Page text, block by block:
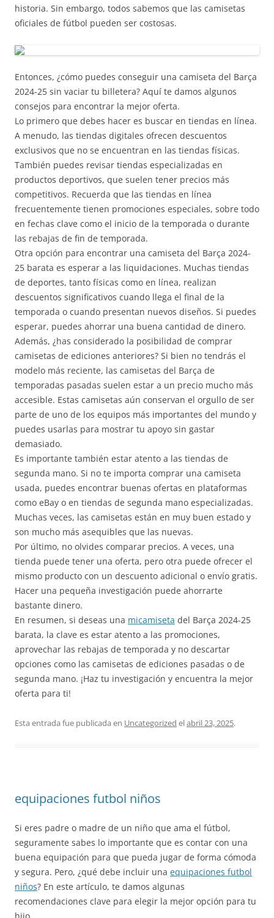
historia. Sin embargo, todos sabemos que las camisetas
oficiales de fútbol pueden ser costosas.
Entonces, ¿cómo puedes conseguir una camiseta del Barça
2024-25 sin vaciar tu billetera? Aquí te damos algunos
consejos para encontrar la mejor oferta.
Lo primero que debes hacer es buscar en tiendas en línea.
A menudo, las tiendas digitales ofrecen descuentos
exclusivos que no se encuentran en las tiendas físicas.
También puedes revisar tiendas especializadas en
productos deportivos, que suelen tener precios más
competitivos. Recuerda que las tiendas en línea
frecuentemente tienen promociones especiales, sobre todo
en fechas clave como el inicio de la temporada o durante
las rebajas de fin de temporada.
Otra opción para encontrar una camiseta del Barça 2024-
25 barata es esperar a las liquidaciones. Muchas tiendas
de deportes, tanto físicas como en línea, realizan
descuentos significativos cuando llega el final de la
temporada o cuando presentan nuevos diseños. Si puedes
esperar, puedes ahorrar una buena cantidad de dinero.
Además, ¿has considerado la posibilidad de comprar
camisetas de ediciones anteriores? Si bien no tendrás el
modelo más reciente, las camisetas del Barça de
temporadas pasadas suelen estar a un precio mucho más
accesible. Estas camisetas aún conservan el orgullo de ser
parte de uno de los equipos más importantes del mundo y
puedes usarlas para mostrar tu apoyo sin gastar
demasiado.
Es importante también estar atento a las tiendas de
segunda mano. Si no te importa comprar una camiseta
usada, puedes encontrar buenas ofertas en plataformas
como eBay o en tiendas de segunda mano especializadas.
Muchas veces, las camisetas están en muy buen estado y
son mucho más asequibles que las nuevas.
Por último, no olvides comparar precios. A veces, una
tienda puede tener una oferta, pero otra puede ofrecer el
mismo producto con un descuento adicional o envío gratis.
Hacer una pequeña investigación puede ahorrarte
bastante dinero.
En resumen, si deseas una micamiseta del Barça 2024-25
barata, la clave es estar atento a las promociones,
aprovechar las rebajas de temporada y no descartar
opciones como las camisetas de ediciones pasadas o de
segunda mano. ¡Haz tu investigación y encuentra la mejor
oferta para ti!
Esta entrada fue publicada en Uncategorized elabril 23, 2025.
equipaciones futbol niños
Si eres padre o madre de un niño que ama el fútbol,
seguramente sabes lo importante que es contar con una
buena equipación para que pueda jugar de forma cómoda
y segura. Pero, ¿qué debe incluir una equipaciones futbol
niños? En este artículo, te damos algunas
recomendaciones clave para elegir la mejor opción para tu